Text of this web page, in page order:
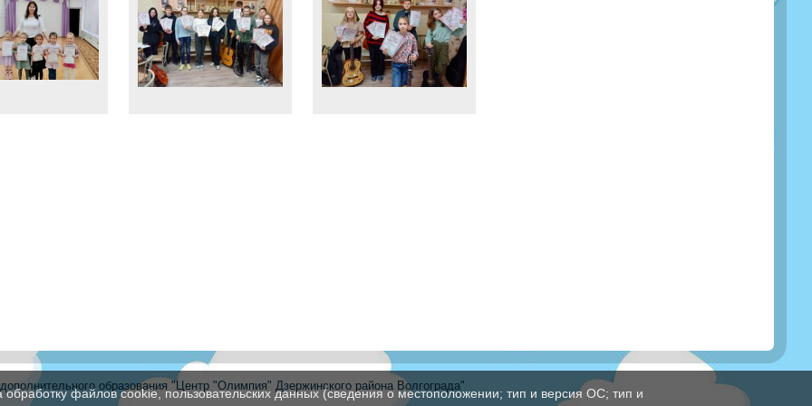
образования "Центр "Олимпия" Дзержинского района Волгограда"
файлов cookie, пользовательских данных (сведения о местоположении; тип и версия ОС; тип и